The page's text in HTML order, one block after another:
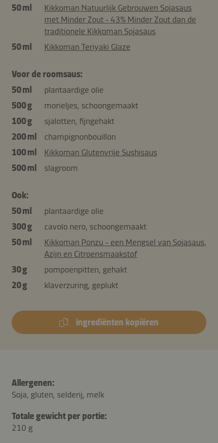
50 ml
Kikkoman Natuurlijk Gebrouwen Sojasaus
met Minder Zout ‑ 43% Minder Zout dan de
traditionele Kikkoman Sojasaus
50 ml
Kikkoman Teriyaki Glaze
Voor de roomsaus:
50 ml
plantaardige olie
500 g
morieljes, schoongemaakt
100 g
sjalotten, fijngehakt
200 ml
champignonbouillon
100 ml
Kikkoman Glutenvrije Sushisaus
500 ml
slagroom
Ook:
50 ml
plantaardige olie
300 g
cavolo nero, schoongemaakt
50 ml
Kikkoman Ponzu - een Mengsel van Sojasaus,
Azijn en Citroensmaakstof
30 g
pompoenpitten, gehakt
20 g
klaverzuring, geplukt
ingrediënten kopiëren
Allergenen:
Soja, gluten, selderij, melk
Totale gewicht per portie:
210 g